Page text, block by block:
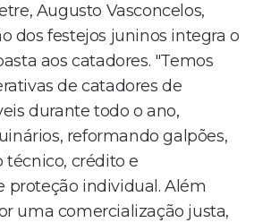
Augusto Vasconcelos,
dos festejos juninos integra o
aos catadores. "Temos
de catadores de
durante todo o ano,
reformando galpões,
técnico, crédito e
proteção individual. Além
uma comercialização justa,